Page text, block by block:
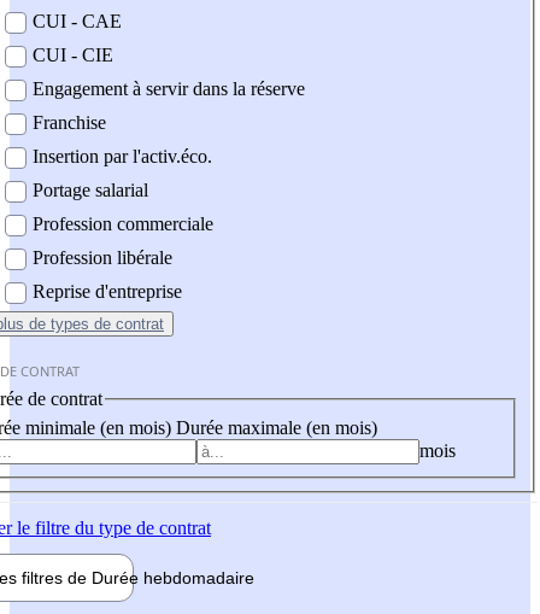
CUI - CAE
CUI - CIE
Engagement à servir dans la réserve
Franchise
Insertion par l'activ.éco.
Portage salarial
Profession commerciale
Profession libérale
Reprise d'entreprise
de types de contrat
CONTRAT
de contrat
minimale (en mois) Durée maximale (en mois)
mois
le filtre du type de contrat
filtres de Durée hebdomadaire